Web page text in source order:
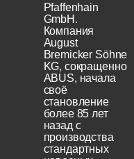
Pfaffenhain
GmbH.
Компания
August
Bremicker Söhne
KG, сокращенно
ABUS, начала
своё
становление
более 85 лет
назад с
производства
стандартных